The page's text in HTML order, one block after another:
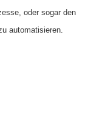
oder sogar den
automatisieren.